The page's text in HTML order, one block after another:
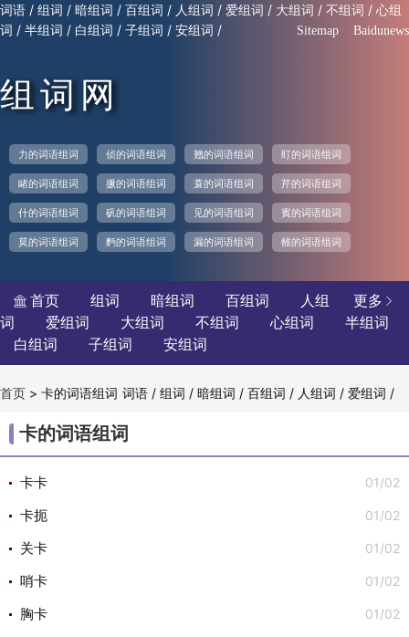
词语 / 组词 / 暗组词 / 百组词 / 人组词 / 爱组词 / 大组词 / 不组词 / 心组
词 / 半组词 / 白组词 / 子组词 / 安组词 / Sitemap Baidunews
组词网
力的词语组词 侦的词语组词 翘的词语组词 盯的词语组词
睹的词语组词 撅的词语组词 蓑的词语组词 芹的词语组词
什的词语组词 矾的词语组词 见的词语组词 賓的词语组词
莫的词语组词 麪的词语组词 漏的词语组词 雒的词语组词
更多 
 首页 组词 暗组词 百组词
人组
词
爱组词 大组词 不组词 心组词
半组词
白组词
子组词 安组词
词语 /组词 /暗组词 /百组词 / 人组词 /爱组词 /
词
首页 > 卡的词语组词
卡的词语组词
01/02
卡卡
01/02
卡扼
01/02
关卡
01/02
哨卡
01/02
胸卡